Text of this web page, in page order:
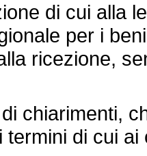
di cui alla
per i
ricezione,
chiarimenti,
termini di cui ai